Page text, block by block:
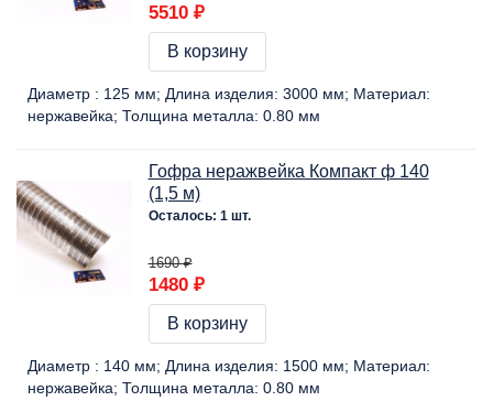
5510 ₽
В корзину
Диаметр : 125 мм Длина изделия: 3000 мм
Материал:
нержавейка Толщина металла: 0.80 мм
Гофра неражвейка Компакт ф 140
(1,5 м)
Осталось: 1 шт.
1690 ₽
1480 ₽
В корзину
Диаметр : 140 мм Длина изделия: 1500 мм
Материал:
нержавейка Толщина металла: 0.80 мм